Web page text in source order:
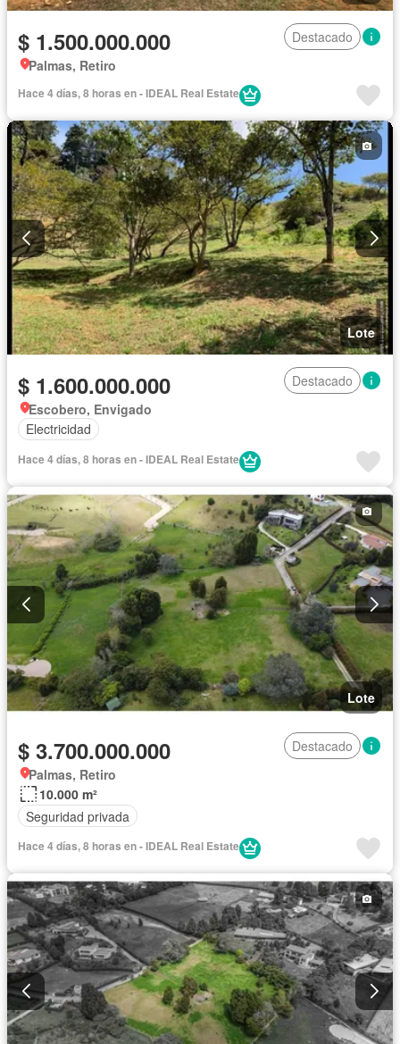
$ 1.500.000.000
Destacado
Palmas, Retiro
Hace 4 días, 8 horas en - IDEAL Real Estate
Lote
$ 1.600.000.000
Destacado
Escobero, Envigado
Electricidad
Hace 4 días, 8 horas en - IDEAL Real Estate
Lote
$ 3.700.000.000
Destacado
Palmas, Retiro
10.000 m²
Seguridad privada
Hace 4 días, 8 horas en - IDEAL Real Estate